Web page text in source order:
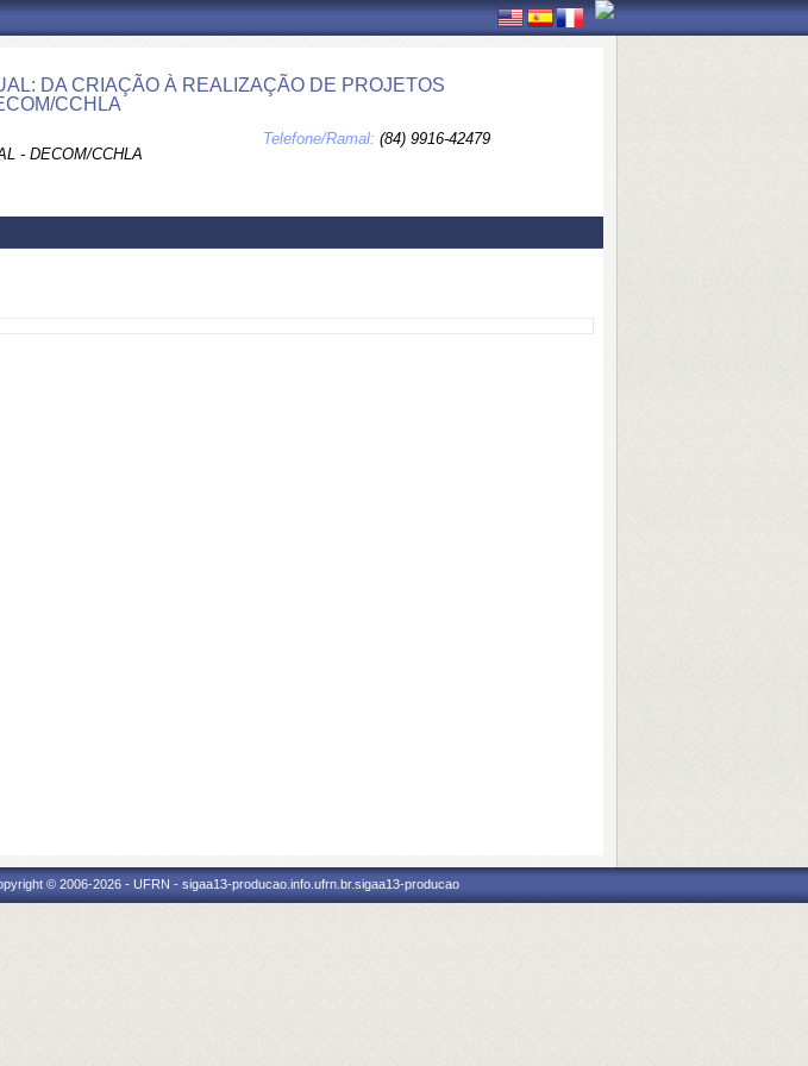
DA CRIAÇÃO À REALIZAÇÃO DE PROJETOS
CCHLA
- DECOM/CCHLA
Telefone/Ramal: (84) 9916-42479
© 2006-2026 - UFRN - sigaa13-producao.info.ufrn.br.sigaa13-producao